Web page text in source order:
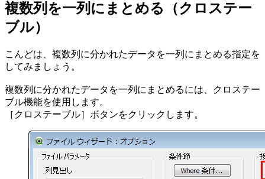
複数列を一列にまとめる（クロステー
ブル）
こんどは、複数列に分かれたデータを一列にまとめる指定を
してみましょう。
複数列に分かれたデータを一列にまとめるには、クロステー
ブル機能を使用します。
［クロステーブル］ボタンをクリックします。